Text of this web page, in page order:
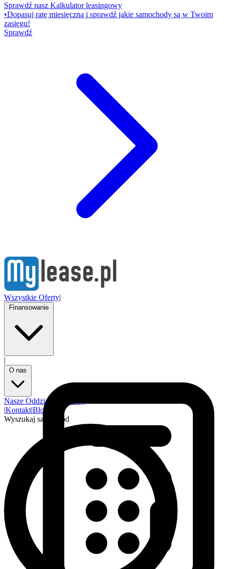
Sprawdź nasz Kalkulator leasingowy
•Dopasuj ratę miesięczną i sprawdź jakie samochody są w Twoim
zasięgu!
Sprawdź
Wszystkie Oferty|
|
Nasze Oddziały
|Kontakt|Blog
Wyszukaj samochód